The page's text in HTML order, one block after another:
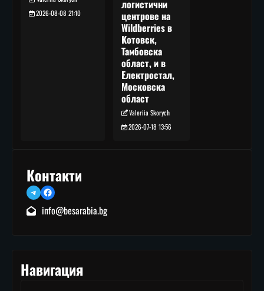
2026-08-08 21:10
логистични
центрове на
Wildberries в
Котовск,
Тамбовска
област, и в
Електростал,
Московска
област
Valeriia Skorych
2026-07-18 13:56
Контакти
TelegramFacebook
info@besarabia.bg
Навигация